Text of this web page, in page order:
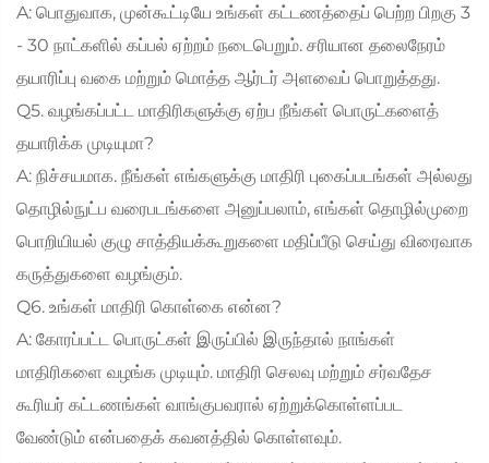
A: பொதுவாக, முன்கூட்டியே உங்கள் கட்டணத்தைப் பெற்ற பிறகு 3
- 30 நாட்களில் கப்பல் ஏற்றம் நடைபெறும். சரியான தலைநேரம்
தயாரிப்பு வகை மற்றும் மொத்த ஆர்டர் அளவைப் பொறுத்தது.
Q5. வழங்கப்பட்ட மாதிரிகளுக்கு ஏற்ப நீங்கள் பொருட்களைத்
தயாரிக்க முடியுமா?
A: நிச்சயமாக. நீங்கள் எங்களுக்கு மாதிரி புகைப்படங்கள் அல்லது
தொழில்நுட்ப வரைபடங்களை அனுப்பலாம், எங்கள் தொழில்முறை
பொறியியல் குழு சாத்தியக்கூறுகளை மதிப்பீடு செய்து விரைவாக
கருத்துகளை வழங்கும்.
Q6. உங்கள் மாதிரி கொள்கை என்ன?
A: கோரப்பட்ட பொருட்கள் இருப்பில் இருந்தால் நாங்கள்
மாதிரிகளை வழங்க முடியும். மாதிரி செலவு மற்றும் சர்வதேச
கூரியர் கட்டணங்கள் வாங்குபவரால் ஏற்றுக்கொள்ளப்பட
வேண்டும் என்பதைக் கவனத்தில் கொள்ளவும்.